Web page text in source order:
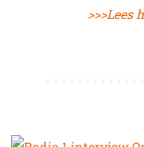
>>>Lees